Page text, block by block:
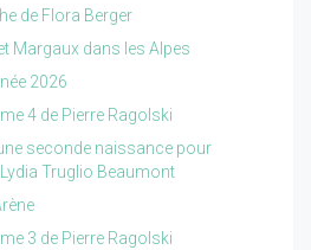
de Flora Berger
Margaux dans les Alpes
2026
4 de Pierre Ragolski
seconde naissance pour
Truglio Beaumont
3 de Pierre Ragolski